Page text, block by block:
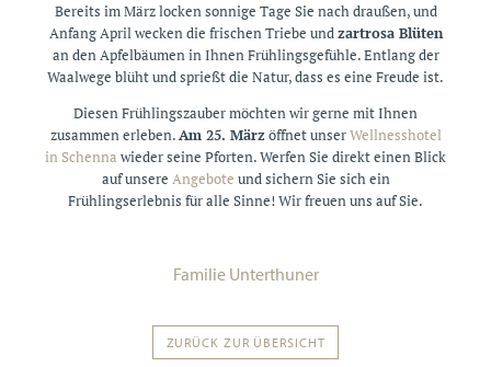
Bereits im März locken sonnige Tage Sie nach draußen, und
Anfang April wecken die frischen Triebe undzartrosa Blüten
an den Apfelbäumen in Ihnen Frühlingsgefühle. Entlang der
Waalwege blüht und sprießt die Natur, dass es eine Freude ist.
Diesen Frühlingszauber möchten wir gerne mit Ihnen
zusammen erleben.Am 25. Märzöffnet unserWellnesshotel
in Schenna wieder seine Pforten. Werfen Sie direkt einen Blick
auf unsere Angebote und sichern Sie sich ein
Frühlingserlebnis für alle Sinne! Wir freuen uns auf Sie.
Familie Unterthuner
ZURÜCK ZUR ÜBERSICHT